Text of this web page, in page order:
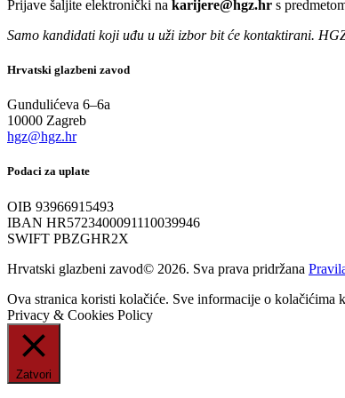
Prijave šaljite elektronički na karijere@hgz.hr s
Samo kandidati koji uđu u uži izbor bit će kontaktirani.
Hrvatski glazbeni zavod
Gundulićeva 6–6a
10000 Zagreb
hgz@hgz.hr
Podaci za uplate
OIB 93966915493
IBAN HR5723400091110039946
SWIFT PBZGHR2X
Hrvatski glazbeni zavod© 2026. Sva prava pridržana
Ova stranica koristi kolačiće. Sve informacije o kolačićima
Privacy & Cookies Policy
Zatvori